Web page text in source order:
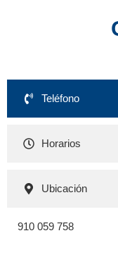
Teléfono
Horarios
Ubicación
910 059 758